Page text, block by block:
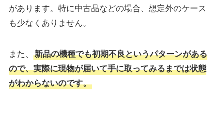
があります。特に中古品などの場合、想定外のケース
も少なくありません。
また、
新品の機種でも初期不良というパターンがある
ので、実際に現物が届いて手に取ってみるまでは状態
がわからないのです。